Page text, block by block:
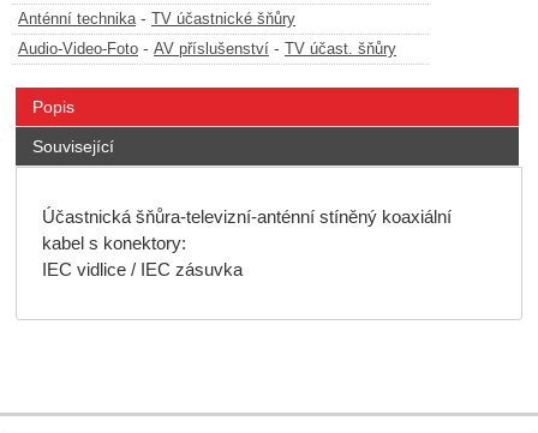
Anténní technika-
TV účastnické šňůry
Audio-Video-Foto - AV příslušenství - TV účast. šňůry
Popis
Související
Účastnická šňůra-televizní-anténní stíněný koaxiální
kabel s konektory:
IEC vidlice / IEC zásuvka